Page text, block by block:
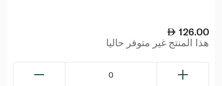
126.00
هذا المنتج غير متوفر حاليا
0